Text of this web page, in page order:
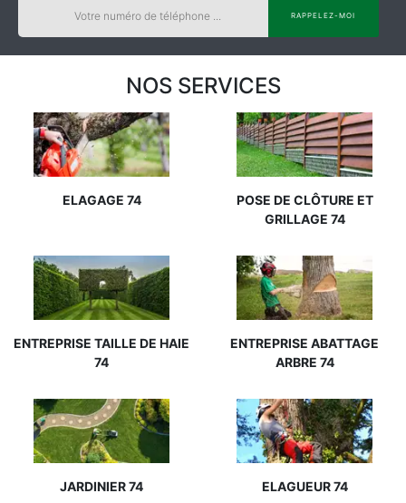
NOS SERVICES
ELAGAGE 74
POSE DE CLÔTURE ET
GRILLAGE 74
ENTREPRISE TAILLE DE HAIE
74
ENTREPRISE ABATTAGE
ARBRE 74
JARDINIER 74 ELAGUEUR 74